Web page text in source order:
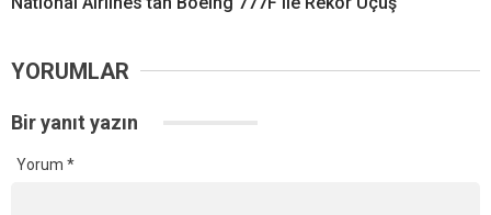
YORUMLAR
Bir yanıt yazın
Yorum *